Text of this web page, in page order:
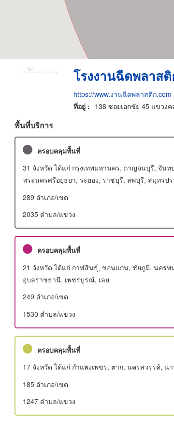
โรงงานฉีดพลาส
https://www.งานฉีดพลาสติก.com
ที่อยู่ : 138 ซอยเอกชัย 45 แขวง
พื้นที่บริการ
ครอบคลุมพื้นที่
31 จังหวัด ได้แก่ กรุงเทพมหานคร, กาญจนบุรี, จั
พระนครศรีอยุธยา, ระยอง, ราชบุรี, ลพบุรี, สมุทร
289 อําเภอ/เขต
2035 ตำบล/แขวง
ครอบคลุมพื้นที่
21 จังหวัด ได้แก่ กาฬสินธุ์, ขอนแก่น, ชัยภูมิ, นครพ
อุบลราชธานี, เพชรบูรณ์, เลย
249 อําเภอ/เขต
1530 ตำบล/แขวง
ครอบคลุมพื้นที่
17 จังหวัด ได้แก่ กำแพงเพชร, ตาก, นครสวรรค์,
185 อําเภอ/เขต
1247 ตำบล/แขวง